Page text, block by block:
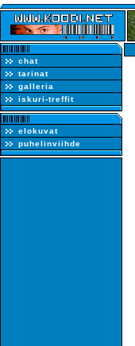
chat
tarinat
galleria
iskuri-treffit
elokuvat
puhelinviihde